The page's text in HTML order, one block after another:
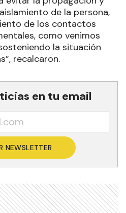
de la persona,
de los contactos
como venimos
la situación
recalcaron.
en tu email
NEWSLETTER